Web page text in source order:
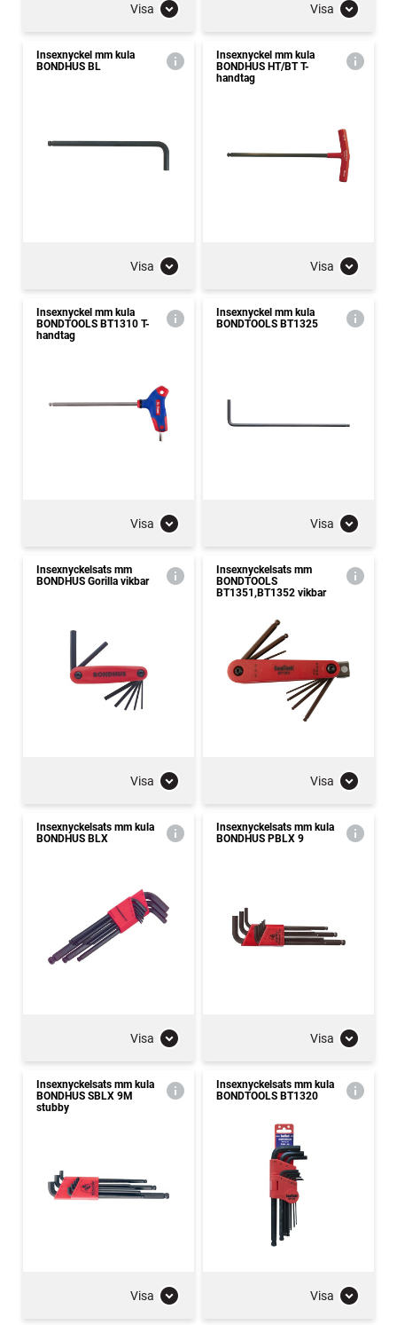
Visa Visa
Insexnyckel mm kula
BONDHUS BL
Visa
Insexnyckel mm kula
BONDHUS HT/BT T-
handtag
Visa
Insexnyckel mm kula
BONDTOOLS BT1310 T-
handtag
Visa
Insexnyckel mm kula
BONDTOOLS BT1325
Visa
Insexnyckelsats mm
BONDHUS Gorilla vikbar
Visa
Insexnyckelsats mm
BONDTOOLS
BT1351,BT1352 vikbar
Visa
Insexnyckelsats mm kula
BONDHUS BLX
Visa
Insexnyckelsats mm kula
BONDHUS PBLX 9
Visa
Insexnyckelsats mm kula
BONDHUS SBLX 9M
stubby
Visa
Insexnyckelsats mm kula
BONDTOOLS BT1320
Visa